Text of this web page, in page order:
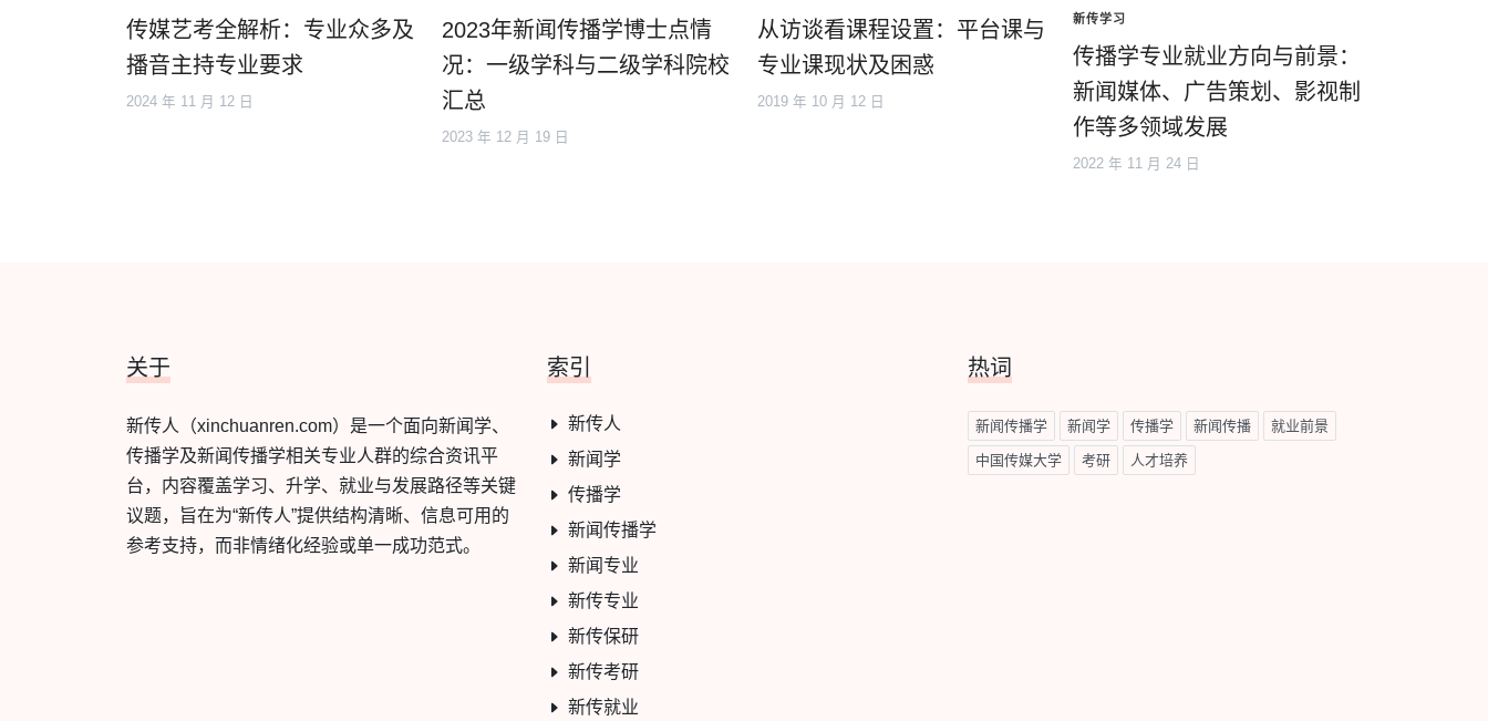
传媒艺考全解析：专业众多及
播音主持专业要求
2024 年 11 月 12 日
2023年新闻传播学博士点情
况：一级学科与二级学科院校
汇总
2023 年 12 月 19 日
从访谈看课程设置：平台课与
专业课现状及困惑
2019 年 10 月 12 日
新传学习
传播学专业就业方向与前景：
新闻媒体、广告策划、影视制
作等多领域发展
2022 年 11 月 24 日
关于
新传人（xinchuanren.com）是一个面向新闻学、
传播学及新闻传播学相关专业人群的综合资讯平
台，内容覆盖学习、升学、就业与发展路径等关键
议题，旨在为“新传人”提供结构清晰、信息可用的
参考支持，而非情绪化经验或单一成功范式。
索引
新传人
新闻学
传播学
新闻传播学
新闻专业
新传专业
新传保研
新传考研
新传就业
热词
新闻传播学 新闻学 传播学 新闻传播 就业前景
中国传媒大学 考研 人才培养